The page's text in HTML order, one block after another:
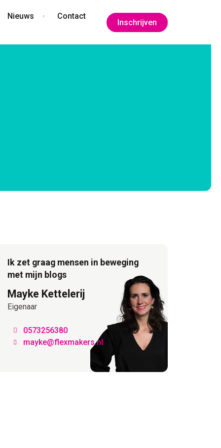
Nieuws Contact
Inschrijven
Ik zet graag mensen in beweging
met mijn blogs
Mayke Kettelerij
Eigenaar
0573256380
mayke@flexmakers.nl